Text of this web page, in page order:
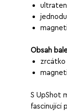
Obsah
zrcátko
S UpShot
fascinující